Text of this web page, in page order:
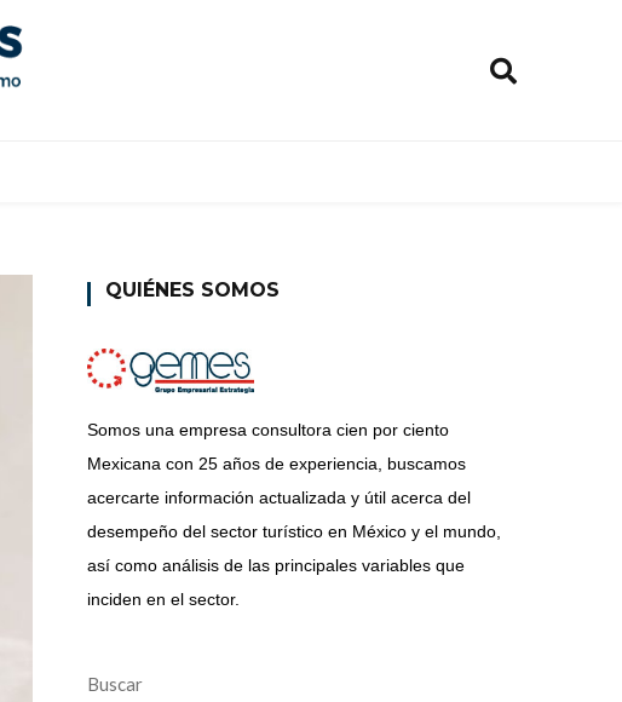
QUIÉNES SOMOS
Somos una empresa consultora cien por ciento
Mexicana con 25 años de experiencia, buscamos
acercarte información actualizada y útil acerca del
desempeño del sector turístico en México y el mundo,
así como análisis de las principales variables que
inciden en el sector.
Buscar